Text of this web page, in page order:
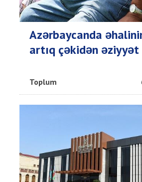
Azərbaycanda
artıq çəkidən
Toplum